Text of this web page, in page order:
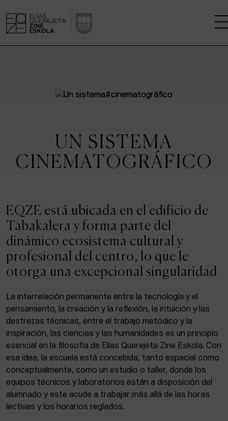
CENTRO DE INVESTIGACIÓN
KINOFABRIKA
LA CASA DEL CINE
ACTUALIDAD
Admisión
Intranet
Facebook Equis Instagram
© Elías Querejeta Zine Eskola 2026
Tabakalera · Andre zigarrogileak plaza, 1
20012 Donostia / San Sebastián
T. 0034 943 545 005
E. info@zine-eskola.eus
UN SISTEMA
CINEMATOGRÁFICO
EQZE está ubicada en el edificio de
Tabakalera y forma parte del
dinámico ecosistema cultural y
profesional del centro, lo que le
otorga una excepcional singularidad
La interrelación permanente entre la tecnología y el
pensamiento, la creación y la reflexión, la intuición y las
destrezas técnicas, entre el trabajo metódico y la
inspiración, las ciencias y las humanidades es un principio
esencial en la filosofía de Elías Querejeta Zine Eskola. Con
esa idea, la escuela está concebida, tanto espacial como
conceptualmente, como un estudio o taller, donde los
equipos técnicos y laboratorios están a disposición del
alumnado y este acude a trabajar más allá de las horas
lectivas y los horarios reglados.